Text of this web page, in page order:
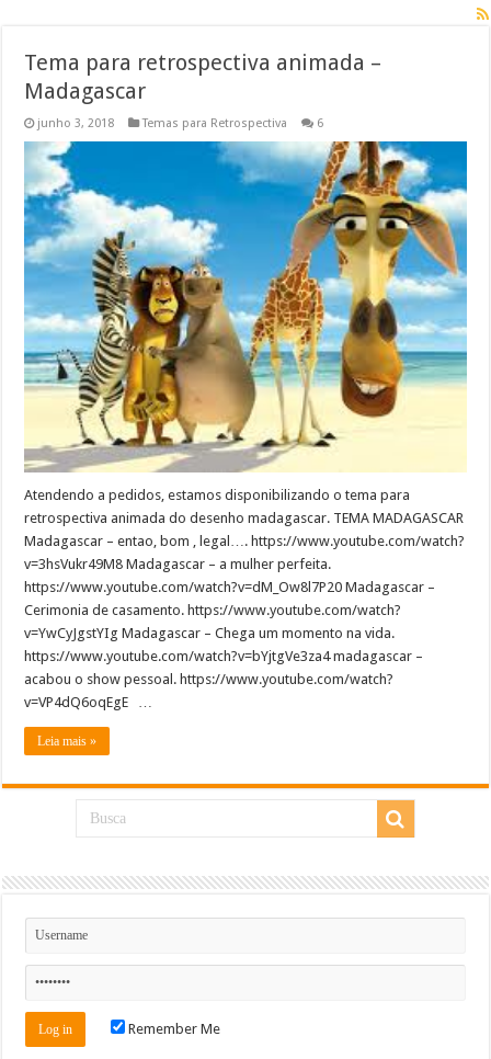
Tema para retrospectiva animada –
Madagascar
junho 3, 2018 Temas para Retrospectiva 6
Atendendo a pedidos, estamos disponibilizando o tema para
retrospectiva animada do desenho madagascar. TEMA MADAGASCAR
Madagascar – entao, bom , legal…. https://www.youtube.com/watch?
v=3hsVukr49M8 Madagascar – a mulher perfeita.
https://www.youtube.com/watch?v=dM_Ow8l7P20 Madagascar –
Cerimonia de casamento. https://www.youtube.com/watch?
v=YwCyJgstYIg Madagascar – Chega um momento na vida.
https://www.youtube.com/watch?v=bYjtgVe3za4 madagascar –
acabou o show pessoal. https://www.youtube.com/watch?
v=VP4dQ6oqEgE …
Leia mais »
Remember Me